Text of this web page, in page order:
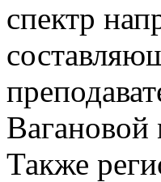
спектр
Также